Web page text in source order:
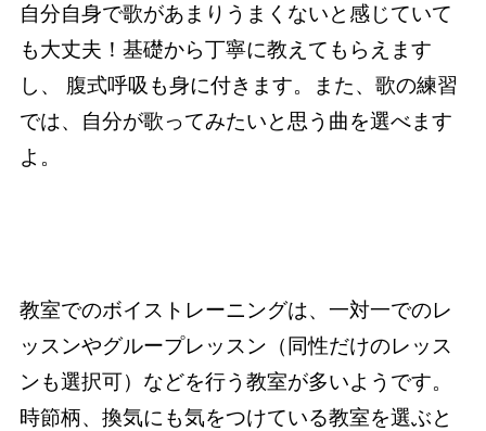
自分自身で歌があまりうまくないと感じていて
も大丈夫！基礎から丁寧に教えてもらえます
し、 腹式呼吸も身に付きます。また、歌の練習
では、自分が歌ってみたいと思う曲を選べます
よ。
教室でのボイストレーニングは、一対一でのレ
ッスンやグループレッスン（同性だけのレッス
ンも選択可）などを行う教室が多いようです。
時節柄、換気にも気をつけている教室を選ぶと